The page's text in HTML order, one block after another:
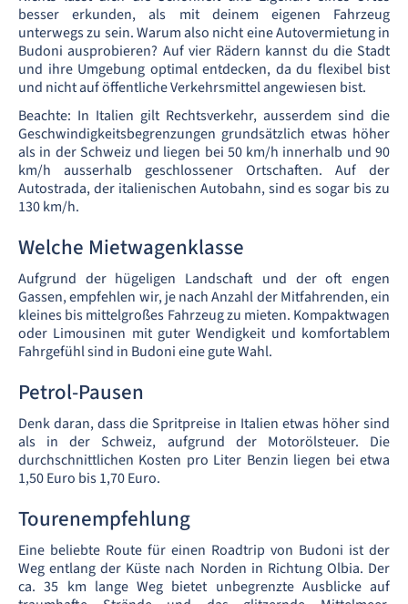
besser erkunden, als mit deinem eigenen Fahrzeug
unterwegs zu sein. Warum also nicht eine Autovermietung in
Budoni ausprobieren? Auf vier Rädern kannst du die Stadt
und ihre Umgebung optimal entdecken, da du flexibel bist
und nicht auf öffentliche Verkehrsmittel angewiesen bist.
Beachte: In Italien gilt Rechtsverkehr, ausserdem sind die
Geschwindigkeitsbegrenzungen grundsätzlich etwas höher
als in der Schweiz und liegen bei 50 km/h innerhalb und 90
km/h ausserhalb geschlossener Ortschaften. Auf der
Autostrada, der italienischen Autobahn, sind es sogar bis zu
130 km/h.
Welche Mietwagenklasse
Aufgrund der hügeligen Landschaft und der oft engen
Gassen, empfehlen wir, je nach Anzahl der Mitfahrenden, ein
kleines bis mittelgroßes Fahrzeug zu mieten. Kompaktwagen
oder Limousinen mit guter Wendigkeit und komfortablem
Fahrgefühl sind in Budoni eine gute Wahl.
Petrol-Pausen
Denk daran, dass die Spritpreise in Italien etwas höher sind
als in der Schweiz, aufgrund der Motorölsteuer. Die
durchschnittlichen Kosten pro Liter Benzin liegen bei etwa
1,50 Euro bis 1,70 Euro.
Tourenempfehlung
Eine beliebte Route für einen Roadtrip von Budoni ist der
Weg entlang der Küste nach Norden in Richtung Olbia. Der
ca. 35 km lange Weg bietet unbegrenzte Ausblicke auf